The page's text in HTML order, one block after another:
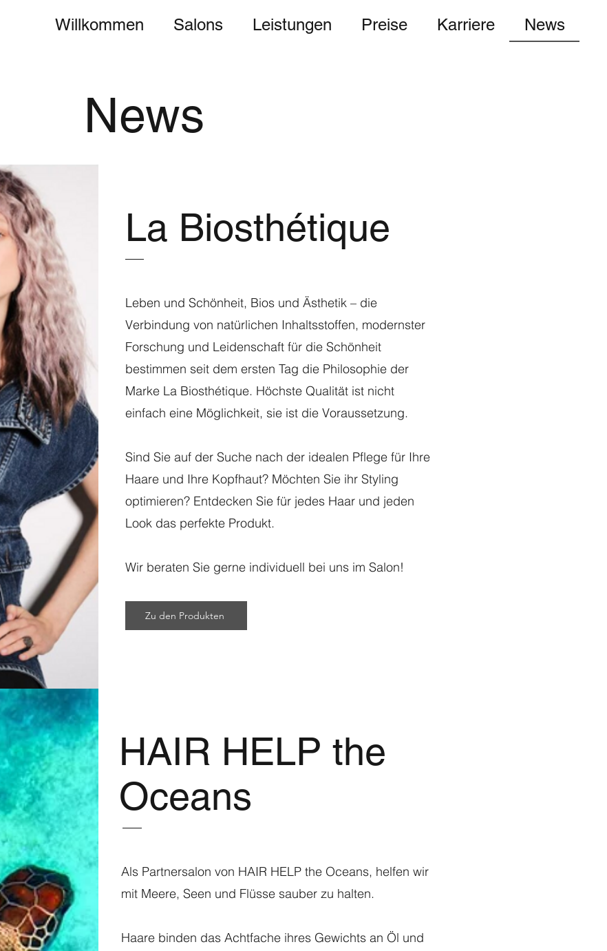
Willkommen Salons Leistungen Preise Karriere News
News
La Biosthétique
Leben und Schönheit, Bios und Ästhetik – die
Verbindung von natürlichen Inhaltsstoffen, modernster
Forschung und Leidenschaft für die Schönheit
bestimmen seit dem ersten Tag die Philosophie der
Marke La Biosthétique. Höchste Qualität ist nicht
einfach eine Möglichkeit, sie ist die Voraussetzung.
Sind Sie auf der Suche nach der idealen Pflege für Ihre
Haare und Ihre Kopfhaut? Möchten Sie ihr Styling
optimieren? Entdecken Sie für jedes Haar und jeden
Look das perfekte Produkt.
Wir beraten Sie gerne individuell bei uns im Salon!
Zu den Produkten
HAIR HELP the
Oceans
Als Partnersalon von HAIR HELP the Oceans, helfen wir
mit Meere, Seen und Flüsse sauber zu halten.
Haare binden das Achtfache ihres Gewichts an Öl und